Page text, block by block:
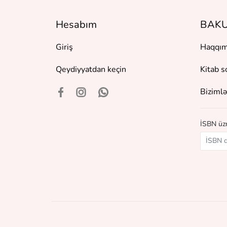
Hesabım
Giriş
Qeydiyyatdan keçin
Kitab
İSBN